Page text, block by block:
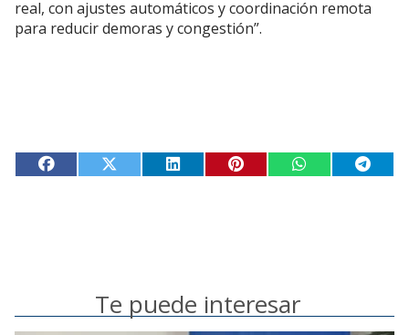
real, con ajustes automáticos y coordinación remota
para reducir demoras y congestión”.
Te puede interesar